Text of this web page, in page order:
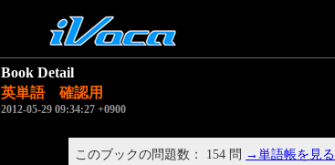
Book Detail
英単語 確認用
2012-05-29 09:34:27 +0900
このブックの問題数： 154 問 →単語帳を見る